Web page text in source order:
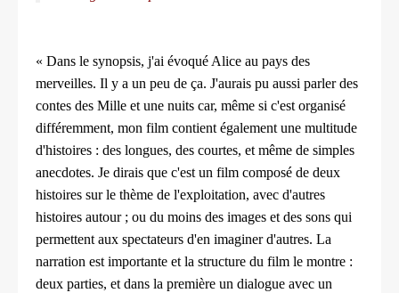
« Dans le synopsis, j'ai évoqué Alice au pays des
merveilles. Il y a un peu de ça. J'aurais pu aussi parler des
contes des Mille et une nuits car, même si c'est organisé
différemment, mon film contient également une multitude
d'histoires : des longues, des courtes, et même de simples
anecdotes. Je dirais que c'est un film composé de deux
histoires sur le thème de l'exploitation, avec d'autres
histoires autour ; ou du moins des images et des sons qui
permettent aux spectateurs d'en imaginer d'autres. La
narration est importante et la structure du film le montre :
deux parties, et dans la première un dialogue avec un